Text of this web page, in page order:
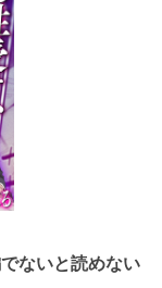
ないと読めない